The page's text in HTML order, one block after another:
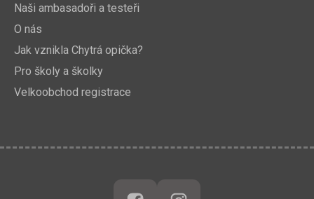
Naši ambasadoři a testeři
O nás
Jak vznikla Chytrá opička?
Pro školy a školky
Velkoobchod registrace